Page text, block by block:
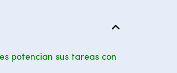
potencian sus tareas con